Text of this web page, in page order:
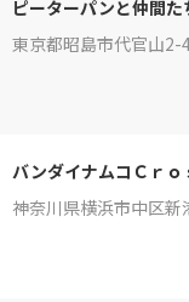
ピーターパンと仲間た
東京都昭島市代官山2-
バンダイナムコＣｒ
神奈川県横浜市中区